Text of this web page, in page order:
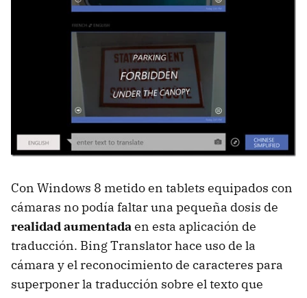
Con Windows 8 metido en tablets equipados con
cámaras no podía faltar una pequeña dosis de
realidad aumentadaen esta aplicación de
traducción. Bing Translator hace uso de la
cámara y el reconocimiento de caracteres para
superponer la traducción sobre el texto que